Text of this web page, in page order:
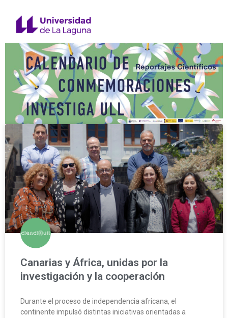
Canarias y África, unidas por la
investigación y la cooperación
Durante el proceso de independencia africana, el
continente impulsó distintas iniciativas orientadas a